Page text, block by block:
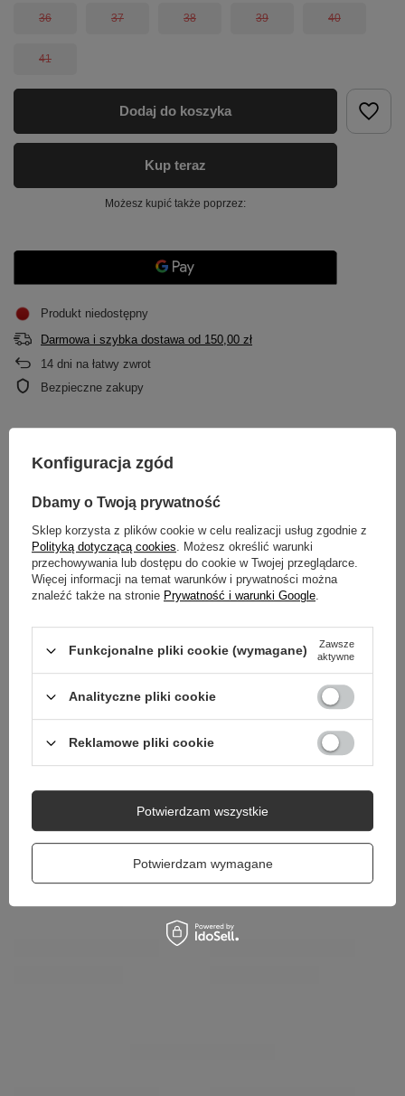
36 37 38 39 40
41
Dodaj do koszyka
Kup teraz
Możesz kupić także poprzez:
Produkt niedostępny
Darmowa i szybka dostawa od 150,00 zł
14 dni na łatwy zwrot
Bezpieczne zakupy
GŁÓWNE PARAMETRY
SZCZEGÓŁOWE DANE
GWARANCJA
Potrzebujesz pomocy? Masz pytania?
Zadaj pytanie a my odpowiemy niezwłocznie,
dla innych.
Zadaj pytanie
Konfiguracja zgód
Dbamy o Twoją prywatność
Sklep korzysta z plików cookie w celu realizacji usług zgodnie z
Polityką dotyczącą cookies. Możesz określić warunki
przechowywania lub dostępu do cookie w Twojej przeglądarce.
Więcej informacji na temat warunków i prywatności można
znaleźć także na stronie Prywatność i warunki Google.
Funkcjonalne pliki cookie (wymagane)
Zawsze
aktywne
Analityczne pliki cookie
Reklamowe pliki cookie
Potwierdzam wymagane
Potwierdzam wszystkie